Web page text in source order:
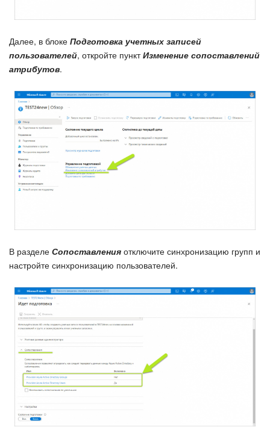
Далее, в блоке Подготовка учетных записей
пользователей, откройте пунктИзменение сопоставлений
атрибутов.
В разделе Сопоставления отключите синхронизацию групп и
настройте синхронизацию пользователей.